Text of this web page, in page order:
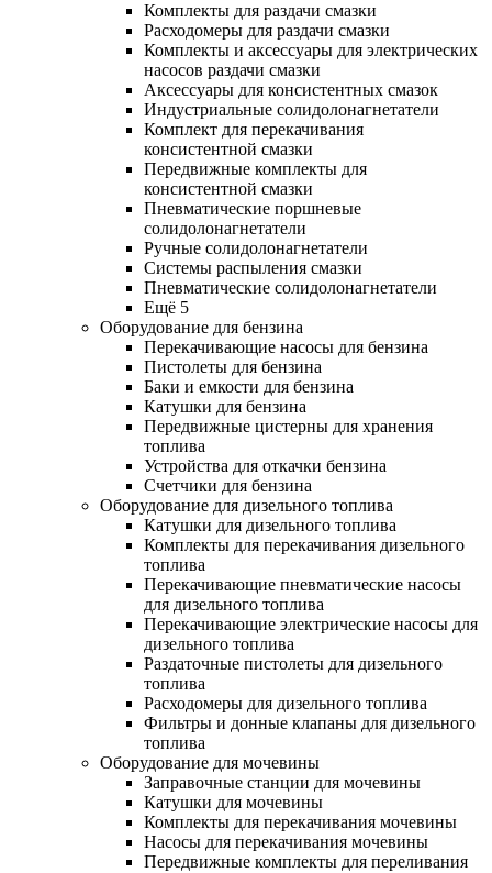
Комплекты для раздачи смазки
Расходомеры для раздачи смазки
Комплекты и аксессуары для электрических
насосов раздачи смазки
Аксессуары для консистентных смазок
Индустриальные солидолонагнетатели
Комплект для перекачивания
консистентной смазки
Передвижные комплекты для
консистентной смазки
Пневматические поршневые
солидолонагнетатели
Ручные солидолонагнетатели
Системы распыления смазки
Пневматические солидолонагнетатели
Ещё 5
Оборудование для бензина
Перекачивающие насосы для бензина
Пистолеты для бензина
Баки и емкости для бензина
Катушки для бензина
Передвижные цистерны для хранения
топлива
Устройства для откачки бензина
Счетчики для бензина
Оборудование для дизельного топлива
Катушки для дизельного топлива
Комплекты для перекачивания дизельного
топлива
Перекачивающие пневматические насосы
для дизельного топлива
Перекачивающие электрические насосы для
дизельного топлива
Раздаточные пистолеты для дизельного
топлива
Расходомеры для дизельного топлива
Фильтры и донные клапаны для дизельного
топлива
Оборудование для мочевины
Заправочные станции для мочевины
Катушки для мочевины
Комплекты для перекачивания мочевины
Насосы для перекачивания мочевины
Передвижные комплекты для переливания